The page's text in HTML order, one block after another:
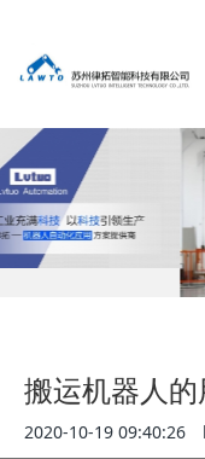
搬运机器人的
2020-10-19 09:40:26